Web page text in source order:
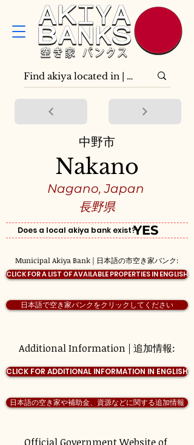
中野市
Official Government Website of
Nagano, Japan
Additional Information | 追加情報:
Municipal Akiya Bank | 日本語の市空き家バンク:
Nakano
Does a local akiya bank exist?
日本語で空き家バンクをクリックしてください
長野県
YES
CLICK FOR A LIST OF AVAILABLE PROPERTIES IN ENGLISH
CLICK FOR ADDITIONAL INFORMATION IN ENGLISH
日本語の空き家や補助金、資源などに関する追加情報